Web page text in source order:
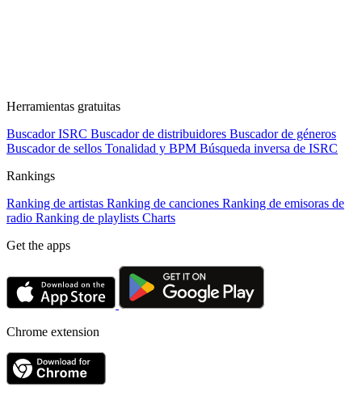
Herramientas gratuitas
Buscador ISRC Buscador de distribuidores Buscador de géneros
Buscador de sellos Tonalidad y BPM Búsqueda inversa de ISRC
Rankings
Ranking de artistas Ranking de canciones Ranking de emisoras de
radio Ranking de playlists Charts
Get the apps
Chrome extension